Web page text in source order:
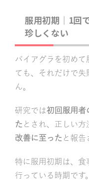
服用初期｜ 1回
珍しくない
バイアグラを初めて
ても、それだけで
ん。
研究では初回服用者
た とされ、正しい方
改善に至った と報告
特に服用初期は、食
行っている時期です。